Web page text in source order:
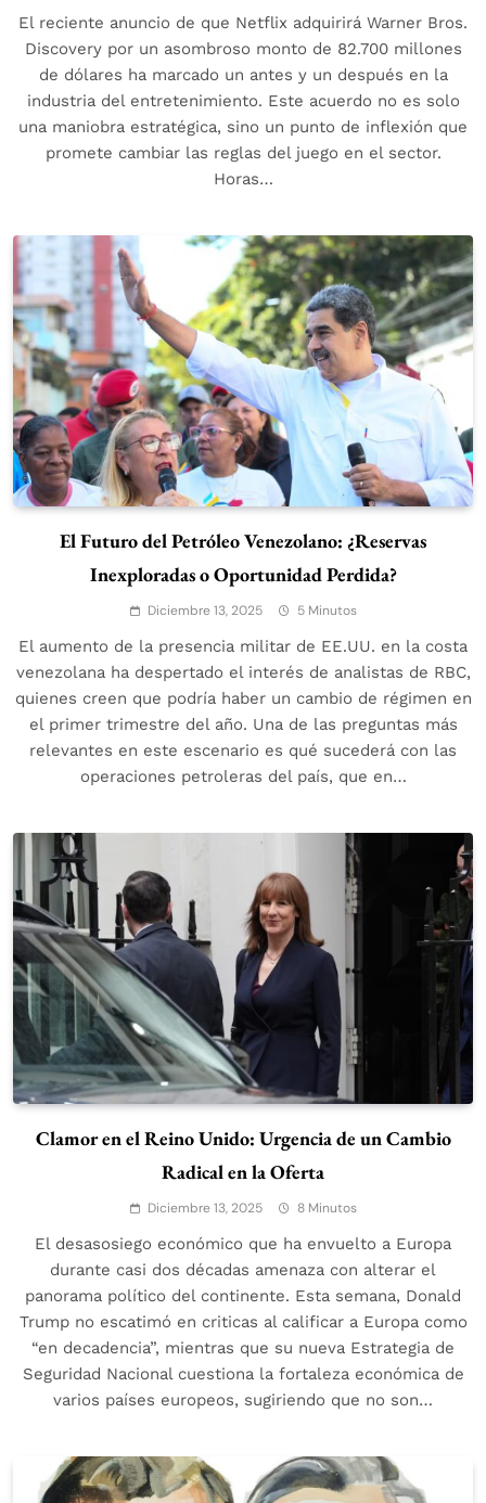
El reciente anuncio de que Netflix adquirirá Warner Bros.
Discovery por un asombroso monto de 82.700 millones
de dólares ha marcado un antes y un después en la
industria del entretenimiento. Este acuerdo no es solo
una maniobra estratégica, sino un punto de inflexión que
promete cambiar las reglas del juego en el sector.
Horas…
El Futuro del Petróleo Venezolano: ¿Reservas
Inexploradas o Oportunidad Perdida?
Diciembre 13, 2025 5 Minutos
El aumento de la presencia militar de EE.UU. en la costa
venezolana ha despertado el interés de analistas de RBC,
quienes creen que podría haber un cambio de régimen en
el primer trimestre del año. Una de las preguntas más
relevantes en este escenario es qué sucederá con las
operaciones petroleras del país, que en…
Clamor en el Reino Unido: Urgencia de un Cambio
Radical en la Oferta
Diciembre 13, 2025 8 Minutos
El desasosiego económico que ha envuelto a Europa
durante casi dos décadas amenaza con alterar el
panorama político del continente. Esta semana, Donald
Trump no escatimó en criticas al calificar a Europa como
“en decadencia”, mientras que su nueva Estrategia de
Seguridad Nacional cuestiona la fortaleza económica de
varios países europeos, sugiriendo que no son…